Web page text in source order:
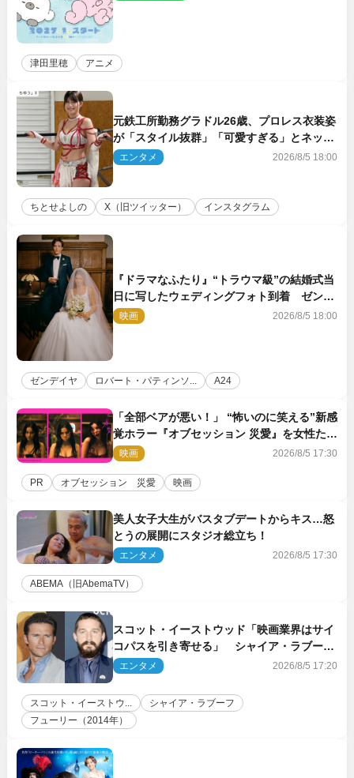
津田里穂 アニメ
元鉄工所勤務グラドル26歳、プロレス衣装姿
が「スタイル抜群」「可愛すぎる」とネット
衝撃
エンタメ 2026/8/5 18:00
ちとせよしの X（旧ツイッター） インスタグラム
『ドラマなふたり』“トラウマ級”の結婚式当
日に写したウェディングフォト到着 ゼンデ
イヤ×ロバート・パティンソンのインタビュ
ー映像も
映画 2026/8/5 18:00
ゼンデイヤ ロバート・パティンソ... A24
「全部ベアが悪い！」 “怖いのに笑える”新感
覚ホラー『オブセッション 災愛』を女性たち
が本音で語る＜座談会＞
映画 2026/8/5 17:30
PR オブセッション 災愛 映画
美人女子大生がバスタブデートからキス…怒
とうの展開にスタジオ総立ち！
エンタメ 2026/8/5 17:30
ABEMA（旧AbemaTV）
スコット・イーストウッド「映画業界はサイ
コパスを引き寄せる」 シャイア・ラブーフ
との過去作でのトラブルを振り返る
エンタメ 2026/8/5 17:20
スコット・イーストウ...
シャイア・ラブーフ
フューリー（2014年）